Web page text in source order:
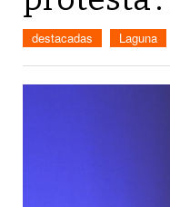
destacadas Laguna